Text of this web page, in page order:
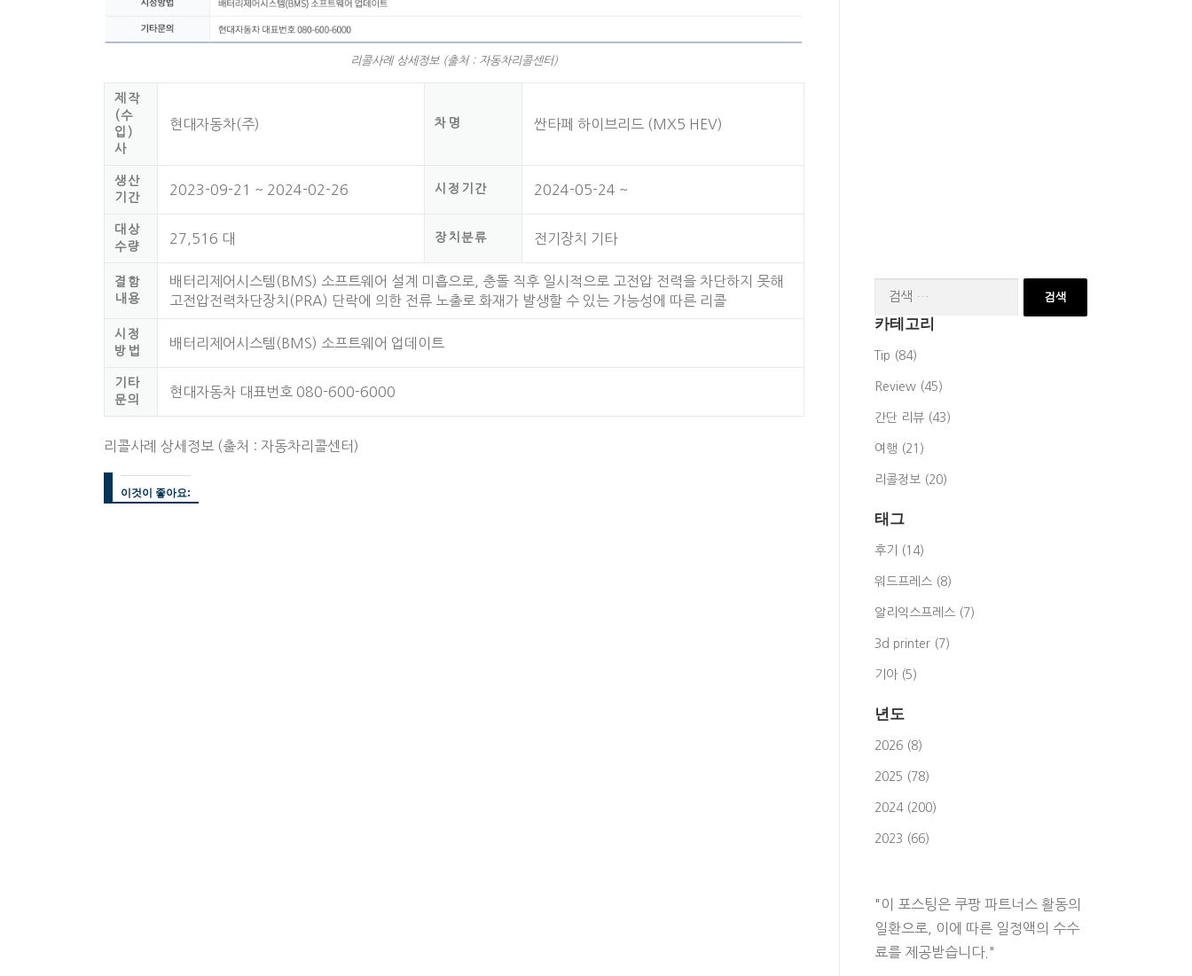
리콜사례 상세정보 (출처 : 자동차리콜센터)
제작
(수
입)
사
현대자동차(주) 차명 싼타페 하이브리드 (MX5 HEV)
생산
기간
2023-09-21 ~ 2024-02-26 시정기간 2024-05-24 ~
대상
수량
27,516 대 장치분류 전기장치 기타
결함
내용
배터리제어시스템(BMS) 소프트웨어 설계 미흡으로, 충돌 직후 일시적으로 고전압 전력을 차단하지 못해
고전압전력차단장치(PRA) 단락에 의한 전류 노출로 화재가 발생할 수 있는 가능성에 따른 리콜
시정
방법
배터리제어시스템(BMS) 소프트웨어 업데이트
기타
문의
현대자동차 대표번호 080-600-6000
리콜사례 상세정보 (출처 : 자동차리콜센터)
이것이 좋아요:
색:
카테고리
Tip (84)
Review (45)
간단 리뷰 (43)
여행 (21)
리콜정보 (20)
태그
후기 (14)
워드프레스 (8)
알리익스프레스 (7)
3d printer (7)
기아 (5)
년도
2026 (8)
2025 (78)
2024 (200)
2023 (66)
"이 포스팅은 쿠팡 파트너스 활동의
일환으로, 이에 따른 일정액의 수수
료를 제공받습니다."